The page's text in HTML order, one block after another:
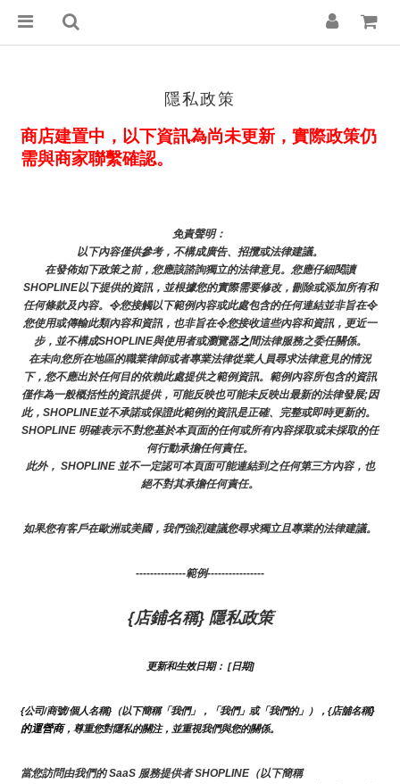
隱私政策
商店建置中，以下資訊為尚未更新，實際政策仍
需與商家聯繫確認。
免責聲明：
以下內容僅供參考，不構成廣告、招攬或法律建議。
在發佈如下政策之前，您應該諮詢獨立的法律意見。您應仔細閱讀
SHOPLINE以下提供的資訊，並根據您的實際需要修改，刪除或添加所有和
任何條款及內容。令您接觸以下範例內容或此處包含的任何連結並非旨在令
您使用或傳輸此類內容和資訊，也非旨在令您接收這些內容和資訊，更近一
步，並不構成SHOPLINE與使用者或瀏覽器之間法律服務之委任關係。
在未向您所在地區的職業律師或者專業法律從業人員尋求法律意見的情況
下，您不應出於任何目的依賴此處提供之範例資訊。範例內容所包含的資訊
僅作為一般概括性的資訊提供，可能反映也可能未反映出最新的法律發展;因
此，SHOPLINE並不承諾或保證此範例的資訊是正確、完整或即時更新的。
SHOPLINE 明確表示不對您基於本頁面的任何或所有內容採取或未採取的任
何行動承擔任何責任。
此外， SHOPLINE 並不一定認可本頁面可能連結到之任何第三方內容，也
絕不對其承擔任何責任。
如果您有客戶在歐洲或美國，我們強烈建議您尋求獨立且專業的法律建議。
--------------範例----------------
{店鋪名稱} 隱私政策
更新和生效日期： [日期]
{公司/商號/個人名稱}（以下簡稱「我們」，「我們」或「我們的」），{店舖名稱}
的運營商，尊重您對隱私的關注，並重視我們與您的關係。
當您訪問由我們的 SaaS 服務提供者 SHOPLINE（以下簡稱